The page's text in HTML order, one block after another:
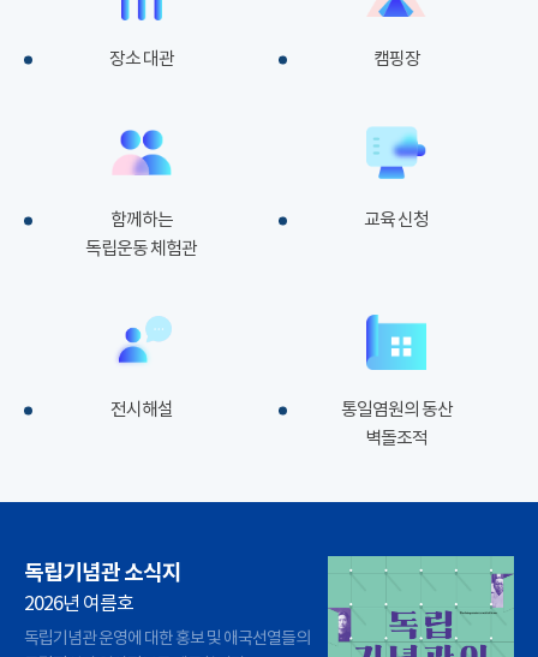
장소 대관 캠핑장
함께하는
독립운동 체험관
교육 신청
전시해설
통일염원의 동산
벽돌조적
독립기념관 소식지
2026년 여름호
독립기념관 운영에 대한 홍보 및 애국선열들의